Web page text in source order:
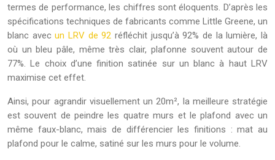
termes de performance, les chiffres sont éloquents. D’après les
spécifications techniques de fabricants comme Little Greene, un
blanc avecun LRV de 92 réfléchit jusqu’à 92% de la lumière, là
où un bleu pâle, même très clair, plafonne souvent autour de
77%. Le choix d’une finition satinée sur un blanc à haut LRV
maximise cet effet.
Ainsi, pour agrandir visuellement un 20m², la meilleure stratégie
est souvent de peindre les quatre murs et le plafond avec un
même faux-blanc, mais de différencier les finitions : mat au
plafond pour le calme, satiné sur les murs pour le volume.